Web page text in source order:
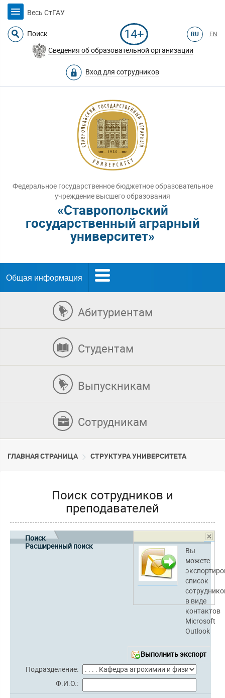
Весь СтГАУ
Поиск 14+ RU EN
Сведения об образовательной организации
Вход для сотрудников
Федеральное государственное бюджетное образовательное
учреждение высшего образования
«Ставропольский
государственный аграрный
университет»
Общая информация
Абитуриентам
Студентам
Выпускникам
Сотрудникам
ГЛАВНАЯ СТРАНИЦА CТРУКТУРА УНИВЕРСИТЕТА
Поиск сотрудников и
преподавателей
Вы
можете
список
в виде
контактов
Microsoft
Outlook
Выполнить экспорт
Поиск
Расширенный поиск
Подразделение:
Ф.И.О.: